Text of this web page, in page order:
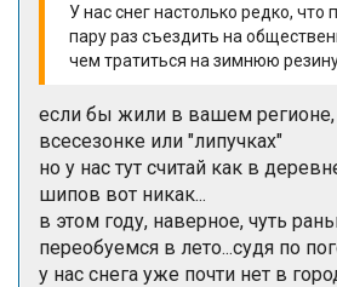
У нас снег настолько редко,
пару раз съездить на
чем тратиться на зимнюю
если бы жили в вашем регионе,
всесезонке или "липучках"
но у нас тут считай как в
шипов вот никак...
в этом году, наверное, чуть
переобуемся в лето...судя по
у нас снега уже почти нет в